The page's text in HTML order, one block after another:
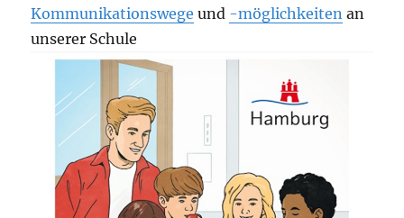
Kommunikationswege und -möglichkeiten an
unserer Schule